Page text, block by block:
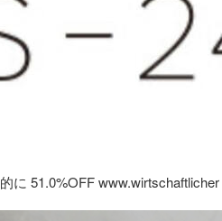
に 51.0%OFF www.wirtschaftlicher